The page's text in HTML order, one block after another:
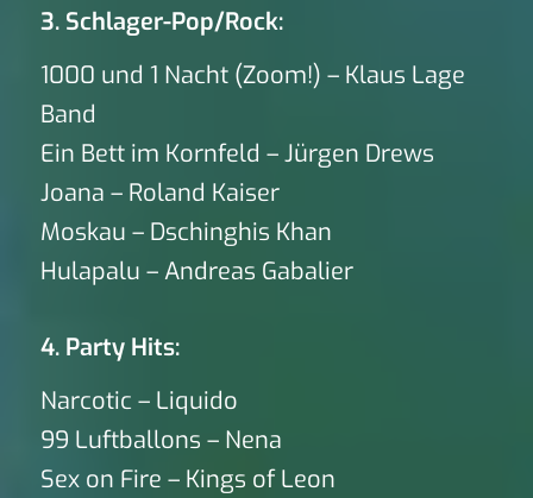
3. Schlager-Pop/Rock:
1000 und 1 Nacht (Zoom!) – Klaus Lage
Band
Ein Bett im Kornfeld – Jürgen Drews
Joana – Roland Kaiser
Moskau – Dschinghis Khan
Hulapalu – Andreas Gabalier
4. Party Hits:
Narcotic – Liquido
99 Luftballons – Nena
Sex on Fire – Kings of Leon